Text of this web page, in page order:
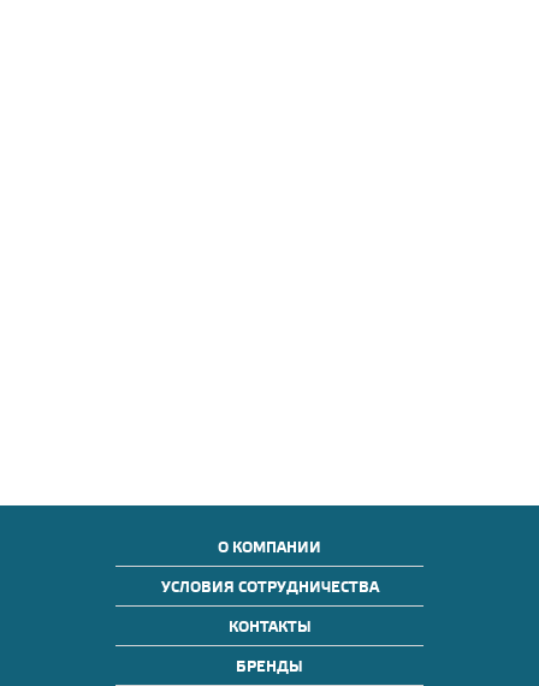
О КОМПАНИИ
УСЛОВИЯ СОТРУДНИЧЕСТВА
КОНТАКТЫ
БРЕНДЫ